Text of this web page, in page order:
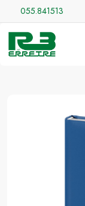
055.841513